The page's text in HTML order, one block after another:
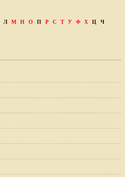
Л М Н О П Р С Т У Ф Х Ц
Ч